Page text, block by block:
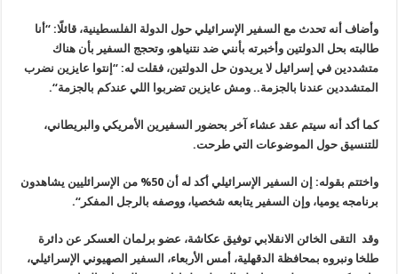
وأضاف أنه تحدث مع السفير الإسرائيلي حول الدولة الفلسطينية، قائلًا: “أنا
طالبته بحل الدولتين وأخبرته بأنني ضد نتنياهو، وتحجج السفير بأن هناك
متشددين في إسرائيل لا يريدون حل الدولتين، فقلت له: “إنتوا عايزين نضرب
المتشددين عندنا بالجزمة.. ومش عايزين تضربوا اللي عندكم بالجزمة“.
كما أكد أنه سيتم عقد عشاء آخر بحضور السفيرين الأمريكي والبريطاني،
للتنسيق حول الموضوعات التي طرحت.
واختتم بقوله: إن السفير الإسرائيلي أكد له أن 50% من الإسرائليين يشاهدون
برنامجه يوميا، وإن السفير يتابعه شخصيا، ووصفه بالرجل المفكر“.
وقد
التقى الخائن الانقلابي توفيق عكاشة، عضو برلمان العسكر عن دائرة
طلخا ونبروه بمحافظة الدقهلية، أمس الأربعاء، السفير الصهيوني الإسرائيلي،